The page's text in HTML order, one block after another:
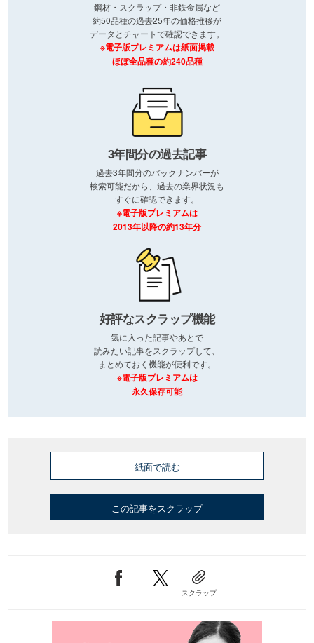
鋼材・スクラップ・非鉄金属など
約50品種の過去25年の価格推移が
データとチャートで確認できます。
※電子版プレミアムは紙面掲載
ほぼ全品種の約240品種
3年間分の過去記事
過去3年間分のバックナンバーが
検索可能だから、過去の業界状況も
すぐに確認できます。
※電子版プレミアムは
2013年以降の約13年分
好評なスクラップ機能
気に入った記事やあとで
読みたい記事をスクラップして、
まとめておく機能が便利です。
※電子版プレミアムは
永久保存可能
紙面で読む
この記事をスクラップ
スクラップ